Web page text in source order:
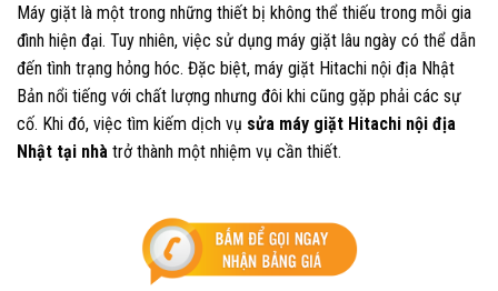
Máy giặt là một trong những thiết bị không thể thiếu trong mỗi gia
đình hiện đại. Tuy nhiên, việc sử dụng máy giặt lâu ngày có thể dẫn
đến tình trạng hỏng hóc. Đặc biệt, máy giặt Hitachi nội địa Nhật
Bản nổi tiếng với chất lượng nhưng đôi khi cũng gặp phải các sự
cố. Khi đó, việc tìm kiếm dịch vụ sửa máy giặt Hitachi nội địa
Nhật tại nhà trở thành một nhiệm vụ cần thiết.